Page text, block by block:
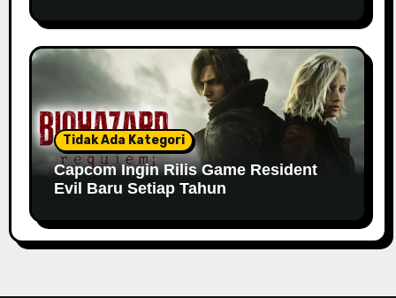
Tidak Ada Kategori
Capcom Ingin Rilis Game Resident
Evil Baru Setiap Tahun